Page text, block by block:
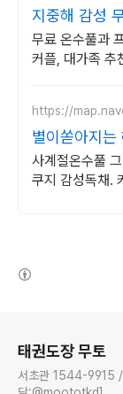
지중해 감성
공간
무료 온수풀과
커플, 대가족 추
https://
별이쏟아지는
핌도 다녀간
사계절온수풀
쿠지 감성독채.
태권도장 무토
서초관 1544-